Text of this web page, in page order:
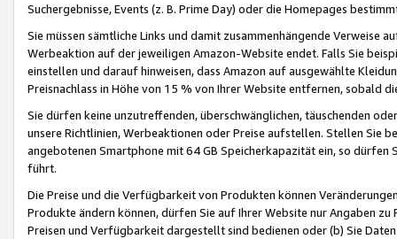
Suchergebnisse, Events (z. B. Prime Day) oder die Homepages
Sie müssen sämtliche Links und damit zusammenhängende
Werbeaktion auf der jeweiligen Amazon-Website endet. Falls Sie
einstellen und darauf hinweisen, dass Amazon auf ausgewählte
Preisnachlass in Höhe von 15 % von Ihrer Website entfernen, sobald
Sie dürfen keine unzutreffenden, überschwänglichen, täuschenden
unsere Richtlinien, Werbeaktionen oder Preise aufstellen. Stellen Sie
angebotenen Smartphone mit 64 GB Speicherkapazität ein, so dürfen
führt.
Die Preise und die Verfügbarkeit von Produkten können
Produkte ändern können, dürfen Sie auf Ihrer Website nur Angaben
Preisen und Verfügbarkeit dargestellt sind bedienen oder (b) Sie